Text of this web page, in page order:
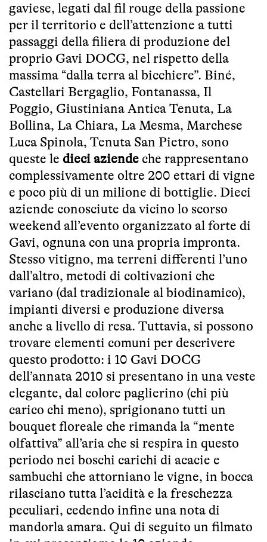
gaviese, legati dal fil rouge della passione
per il territorio e dell’attenzione a tutti
passaggi della filiera di produzione del
proprio Gavi DOCG, nel rispetto della
massima “dalla terra al bicchiere”. Biné,
Castellari Bergaglio, Fontanassa, Il
Poggio, Giustiniana Antica Tenuta, La
Bollina, La Chiara, La Mesma, Marchese
Luca Spinola, Tenuta San Pietro, sono
queste le dieci aziende che rappresentano
complessivamente oltre 200 ettari di vigne
e poco più di un milione di bottiglie. Dieci
aziende conosciute da vicino lo scorso
weekend all’evento organizzato al forte di
Gavi, ognuna con una propria impronta.
Stesso vitigno, ma terreni differenti l’uno
dall’altro, metodi di coltivazioni che
variano (dal tradizionale al biodinamico),
impianti diversi e produzione diversa
anche a livello di resa. Tuttavia, si possono
trovare elementi comuni per descrivere
questo prodotto: i 10 Gavi DOCG
dell’annata 2010 si presentano in una veste
elegante, dal colore paglierino (chi più
carico chi meno), sprigionano tutti un
bouquet floreale che rimanda la “mente
olfattiva” all’aria che si respira in questo
periodo nei boschi carichi di acacie e
sambuchi che attorniano le vigne, in bocca
rilasciano tutta l’acidità e la freschezza
peculiari, cedendo infine una nota di
mandorla amara. Qui di seguito un filmato